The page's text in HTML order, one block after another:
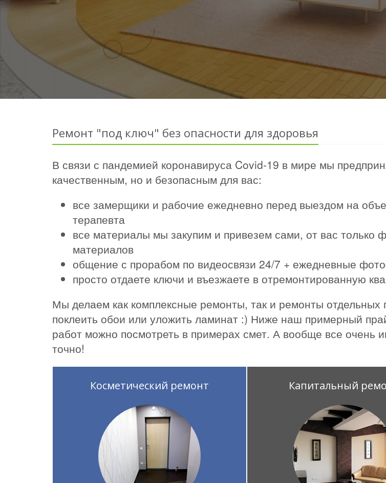
Ремонт "под ключ" без опасности для здоровья
В связи с пандемией коронавируса Covid-19 в мире мы
качественным, но и безопасным для вас:
все замерщики и рабочие ежедневно перед выездом на
терапевта
все материалы мы закупим и привезем сами, от вас только
материалов
общение с прорабом по видеосвязи 24/7 + ежедневные
просто отдаете ключи и въезжаете в отремонтированную
Мы делаем как комплексные ремонты, так и ремонты
поклеить обои или уложить ламинат :) Ниже наш примерный
работ можно посмотреть в примерах смет. А вообще все очень
точно!
Косметический ремонт Капитальный